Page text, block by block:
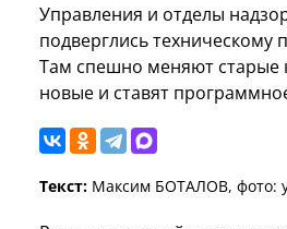
Управления и отделы
подверглись
Там спешно меняют старые
новые и ставят
Текст: Максим БОТАЛОВ, фото: